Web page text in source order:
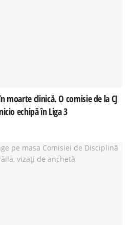
moarte clinică. O comisie de la CJ
echipă în Liga 3